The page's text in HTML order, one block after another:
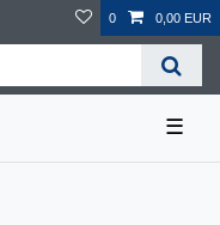
0 0,00 EUR
☰